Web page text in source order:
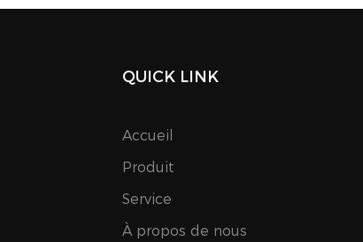
QUICK LINK
Accueil
Produit
Service
À propos de nous